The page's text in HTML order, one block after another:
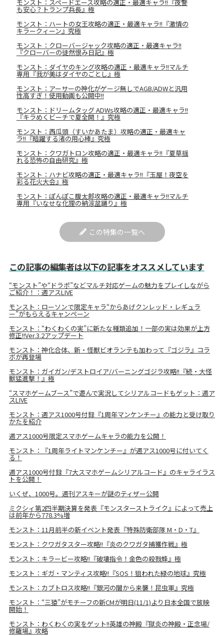
モンスト：スペードエース攻略の適正・最適キャラ!!『夜警
も安心？トランプ兵長』極
モンスト：ハートの女王攻略の適正・最適キャラ!!『激情の
キラークィーン』究極
モンスト：クローバージャック攻略の適正・最適キャラ!!
『クローバーの徒然恨み日記』極
モンスト：ダイヤのキング攻略の適正・最適キャラ!!マルチ
専用『我が美はダイヤのごとし』極
モンスト：アーサーの神化がゲージ無しでAGB/ADWと汎用
性高すぎ！使用動画も公開中!!
モンスト：ドリームタッグ ADWs攻略の適正・最適キャラ!!
『キラめくビーチで夏全開！』究極
モンスト：西瓜頭（すいかあたま）攻略の適正・最適キャ
ラ!!『暗躍する渚の用心棒』究極
モンスト：クワガトロン攻略の適正・最適キャラ!!『夏草揺
れる恐怖の自由研究』極
モンスト：ハナビ攻略の適正・最適キャラ!!『玉屋！夜空を
彩る花火大会』極
モンスト：ぽんぽこ腹太郎攻略の適正・最適キャラ!!マルチ
専用『いなせな化狸の納涼盆踊り』極
この特集の一覧へ
この記事の編集者は以下の記事をオススメしています
“モンスト”や“ドラポ”などマルチ対応ゲームの魅力をプレイしながら
ご紹介！：週アスLIVE
モンスト：ローソンで限定キャラ“からあげクンレッド・レギュラ
ー”がもらえるキャンペーン
モンスト：“わくわくの実”に新たな種類追加！一部の実は効果が上方
修正!!Ver.3.2アップデート
モンスト：神化合体、新・怪獣ビオランテも加わって『ゴジラ』コラ
ボが再登場
モンスト：ガイガン/デストロイア/バーニングゴジラ攻略!!『続・大怪
獣猛進撃！』極
“スマホゲームブース”で遊んで実況してシリアルコードもゲット：週ア
スLIVE
モンスト：週アス1000号付録『1周年マンケンチー』の能力と受け取り
かたを紹介
週アス1000号限定スマホゲームキャラの能力を公開！
モンスト：『1周年ライトマンケンチー』が週アス1000号に付いてく
る！
週アス1000号付録『7大スマホゲームシリアルコード』のキャライラス
トを公開！
いくぜ、1000号。週刊アスキーが謎のティザー公開
ミクシィ第2四半期決算を発表『モンスターストライク』によって売上
は前年から778.3%増
モンスト：11月前半の新イベント発表『特殊防衛部隊 M・D・T』
モンスト：クワガタスター攻略!!『炎のクワガタ捕獲作戦』極
モンスト：キラービー攻略!!『破壊指令！金色の殺戮蜂』極
モンスト：ギガ・マンティス攻略!!『SOS！狙われた緑の地球』究極
モンスト：カブトロス攻略!!『銀河の闇から来襲！昆虫軍』究極
モンスト：“三猿”がモチーフの新CMが明日(11/1)より日本全国で放映
開始！
モンスト：わくわくの実をゲット!!英雄の神殿『獄炎の神殿・正念場/
修羅場』攻略